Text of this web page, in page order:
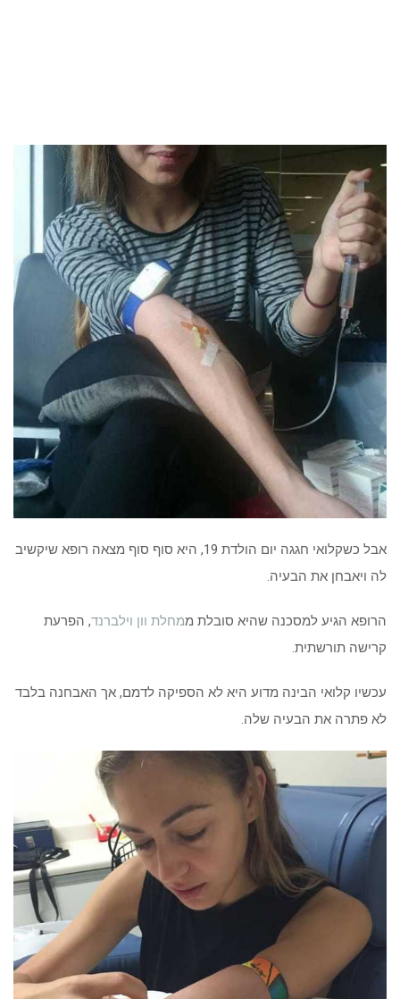
אבל כשקלואי חגגה יום הולדת 19, היא סוף סוף מצאה רופא שיקשיב
לה ויאבחן את הבעיה.
הרופא הגיע למסכנה שהיא סובלת ממחלת וון וילברנד, הפרעת
קרישה תורשתית.
עכשיו קלואי הבינה מדוע היא לא הספיקה לדמם, אך האבחנה בלבד
לא פתרה את הבעיה שלה.